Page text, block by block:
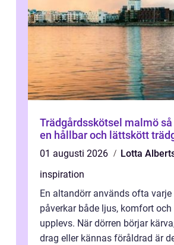
Trädgårdsskötsel malmö så skapar du
en hållbar och lättskött
01 augusti 2026
Lotta
inspiration
En altandörr används ofta varje
påverkar både ljus, komfort
upplevs. När dörren börjar
drag eller kännas föråldrad är